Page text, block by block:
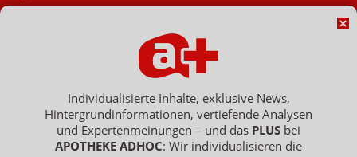
Hinweisgebersystem
Vertrag widerrufen
Individualisierte Inhalte, exklusive News,
Hintergrundinformationen, vertiefende Analysen
und Expertenmeinungen – und das PLUS bei
APOTHEKE ADHOC: Wir individualisieren die